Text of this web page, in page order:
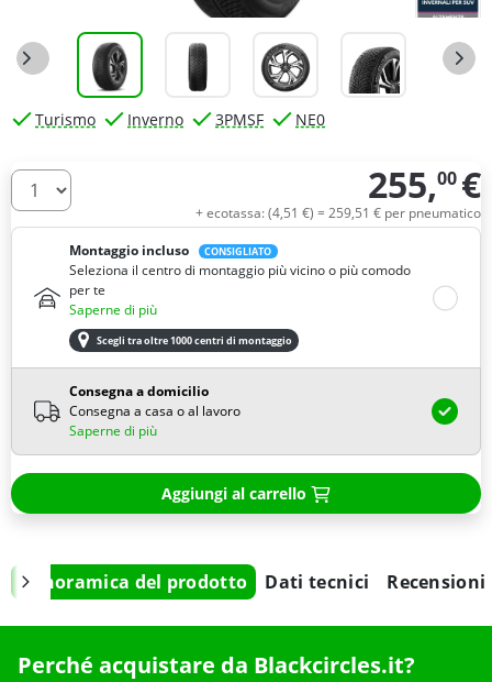
Turismo Inverno 3PMSF NE0
Quantità 255,00 €
+ ecotassa: (4,51 €) = 259,51 € per pneumatico
Montaggio incluso
CONSIGLIATO
Seleziona il centro di montaggio più vicino o più comodo
per te
Saperne di più
Scegli tra oltre 1000 centri di montaggio
Consegna a domicilio
Consegna a casa o al lavoro
Saperne di più
Aggiungi al carrello
Panoramica del prodotto Dati tecnici Recensioni
Perché acquistare da Blackcircles.it?